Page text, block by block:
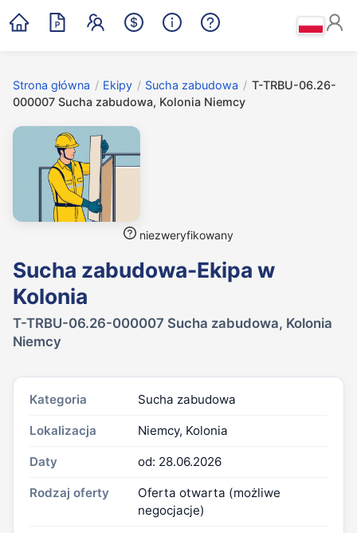
Strona główna / Ekipy / Sucha zabudowa / T-TRBU-06.26-
000007 Sucha zabudowa, Kolonia Niemcy
niezweryfikowany
Sucha zabudowa-Ekipa w
Kolonia
T-TRBU-06.26-000007 Sucha zabudowa, Kolonia
Niemcy
Kategoria Sucha zabudowa
Lokalizacja Niemcy, Kolonia
Daty od: 28.06.2026
Rodzaj oferty
Oferta otwarta (możliwe
negocjacje)